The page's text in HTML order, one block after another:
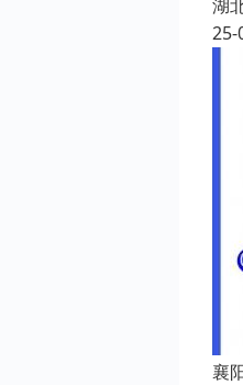
湖
25-
襄